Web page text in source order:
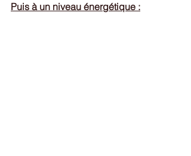
Puis à un niveau énergétique :